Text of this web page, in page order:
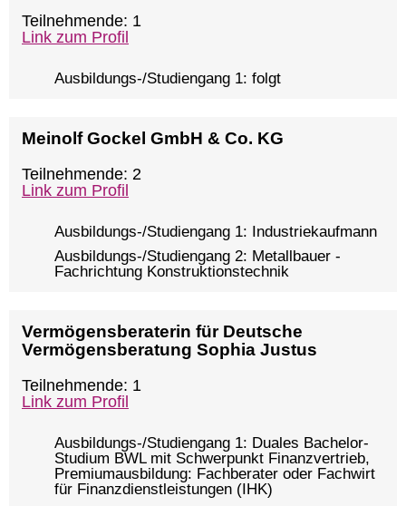
Teilnehmende: 1
Link zum Profil
Ausbildungs-/Studiengang 1: folgt
Meinolf Gockel GmbH & Co. KG
Teilnehmende: 2
Link zum Profil
Ausbildungs-/Studiengang 1: Industriekaufmann
Ausbildungs-/Studiengang 2: Metallbauer -
Fachrichtung Konstruktionstechnik
Vermögensberaterin für Deutsche
Vermögensberatung Sophia Justus
Teilnehmende: 1
Link zum Profil
Ausbildungs-/Studiengang 1: Duales Bachelor-
Studium BWL mit Schwerpunkt Finanzvertrieb,
Premiumausbildung: Fachberater oder Fachwirt
für Finanzdienstleistungen (IHK)